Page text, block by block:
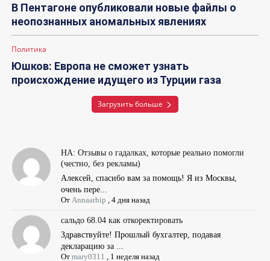
В Пентагоне опубликовали новые файлы о
неопознанных аномальных явлениях
Политика
Юшков: Европа не сможет узнать
происхождение идущего из Турции газа
Загрузить больше
НА: Отзывы о гадалках, которые реально помогли
(честно, без рекламы)
Алексей, спасибо вам за помощь! Я из Москвы,
очень пере...
От Annaarhip ,4 дня назад
сальдо 68.04 как откоректировать
Здравствуйте! Прошлый бухгалтер, подавая
декларацию за ...
Отmary0311 1 неделя назад